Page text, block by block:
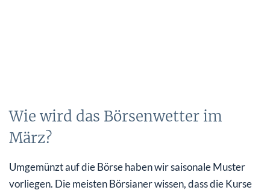
Wie wird das Börsenwetter im
März?
Umgemünzt auf die Börse haben wir saisonale Muster
vorliegen. Die meisten Börsianer wissen, dass die Kurse